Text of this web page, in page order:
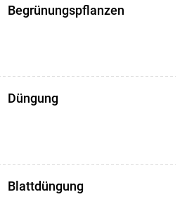
Begrünungspflanzen
Düngung
Blattdüngung